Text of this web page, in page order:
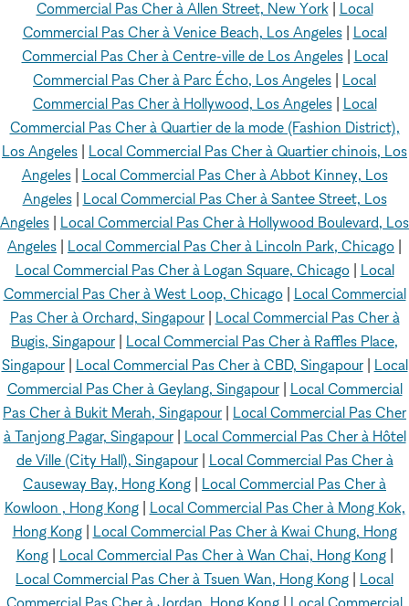
Commercial Pas Cher à Allen Street, New York| Local
Commercial Pas Cher à Venice Beach, Los Angeles| Local
Commercial Pas Cher à Centre-ville de Los Angeles| Local
Commercial Pas Cher à Parc Écho, Los Angeles
Local
Commercial Pas Cher à Hollywood, Los Angeles| Local
Commercial Pas Cher à Quartier de la mode (Fashion District),
Los Angeles
Local Commercial Pas Cher à Quartier chinois, Los
Angeles| Local Commercial Pas Cher à Abbot Kinney, Los
Angeles| Local Commercial Pas Cher à Santee Street, Los
Angeles
Local Commercial Pas Cher à Hollywood Boulevard, Los
Angeles
Local Commercial Pas Cher à Lincoln Park, Chicago
Local Commercial Pas Cher à Logan Square, Chicago| Local
Commercial Pas Cher à West Loop, Chicago| Local Commercial
Pas Cher à Orchard, Singapour| Local Commercial Pas Cher à
Bugis, Singapour
Local Commercial Pas Cher à Raffles Place,
Singapour| Local Commercial Pas Cher à CBD, Singapour| Local
Commercial Pas Cher à Geylang, Singapour| Local Commercial
Pas Cher à Bukit Merah, Singapour
Local Commercial Pas Cher
à Tanjong Pagar, Singapour| Local Commercial Pas Cher à Hôtel
de Ville (City Hall), Singapour| Local Commercial Pas Cher à
Causeway Bay, Hong Kong
Local Commercial Pas Cher à
Kowloon , Hong Kong| Local Commercial Pas Cher à Mong Kok,
Hong Kong| Local Commercial Pas Cher à Kwai Chung, Hong
Kong| Local Commercial Pas Cher à Wan Chai, Hong Kong|
Local Commercial Pas Cher à Tsuen Wan, Hong Kong
Local
Commercial Pas Cher à Jordan, Hong Kong
Local Commercial